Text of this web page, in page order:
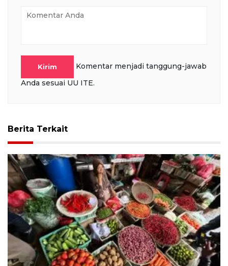
Kirim
Komentar menjadi tanggung-jawab
Anda sesuai UU ITE.
Berita Terkait